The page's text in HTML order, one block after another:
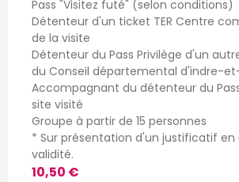
Pass "Visitez futé" (selon conditions)
Détenteur d'un ticket TER Centre
de la visite
Détenteur du Pass Privilège d'un
du Conseil départemental d'indre-
Accompagnant du détenteur du
site visité
Groupe à partir de 15 personnes
* Sur présentation d'un justificatif en
validité.
10,50 €